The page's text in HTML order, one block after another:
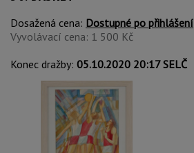
Dosažená cena: Dostupné po přihlášení
Vyvolávací cena: 1 500 Kč
Konec dražby: 05.10.2020 20:17 SELČ